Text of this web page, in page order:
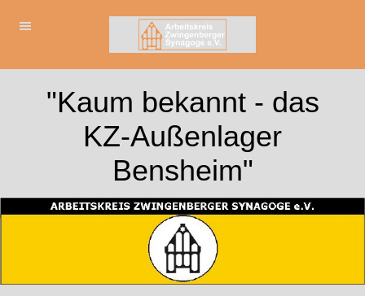
"Kaum bekannt - das
KZ-Außenlager
Bensheim"